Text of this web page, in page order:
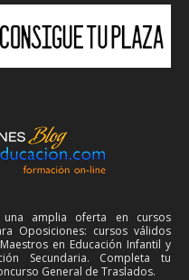
amplia oferta en cursos
Oposiciones: cursos válidos
en Educación Infantil y
Secundaria. Completa tu
General de Traslados.